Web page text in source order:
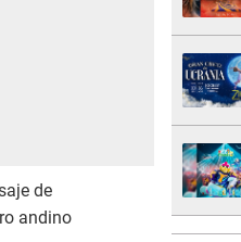
de
andino